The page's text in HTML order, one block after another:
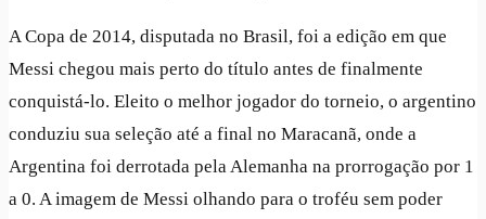
A Copa de 2014, disputada no Brasil, foi a edição em que
Messi chegou mais perto do título antes de finalmente
conquistá-lo. Eleito o melhor jogador do torneio, o argentino
conduziu sua seleção até a final no Maracanã, onde a
Argentina foi derrotada pela Alemanha na prorrogação por 1
a 0. A imagem de Messi olhando para o troféu sem poder